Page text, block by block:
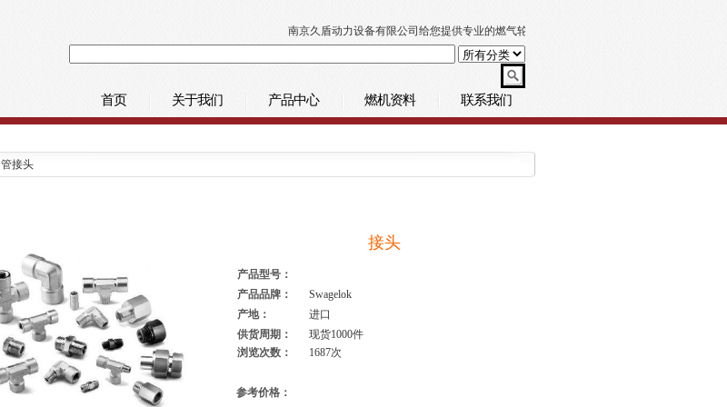
南京久盾动力设备有限公司给您提供专业的燃气轮机技术支持
首页 关于我们 产品中心 燃机资料 联系我们
管接头
接头
产品型号：
产品品牌：
Swagelok
产地：
进口
供货周期：
现货1000件
浏览次数：
1687次
参考价格：